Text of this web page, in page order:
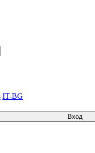
IT-BG
Вход